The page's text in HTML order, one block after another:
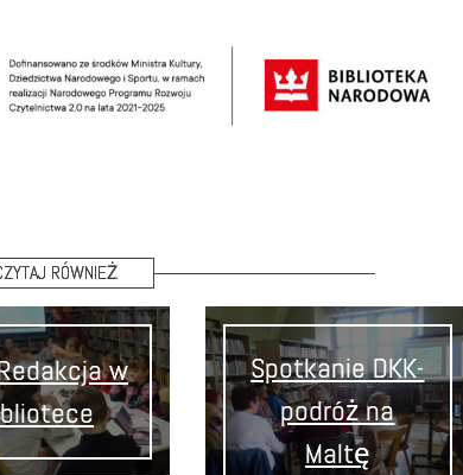
RÓWNIEŻ
w
Spotkanie DKK-
podróż na
Maltę